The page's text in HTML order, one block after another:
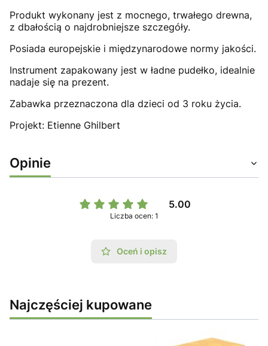
Produkt wykonany jest z mocnego, trwałego drewna,
z dbałością o najdrobniejsze szczegóły.
Posiada europejskie i międzynarodowe normy jakości.
Instrument zapakowany jest w ładne pudełko, idealnie
nadaje się na prezent.
Zabawka przeznaczona dla dzieci od 3 roku życia.
Projekt: Etienne Ghilbert
Opinie
5.00
Liczba ocen: 1
Oceń i opisz
Najczęściej kupowane